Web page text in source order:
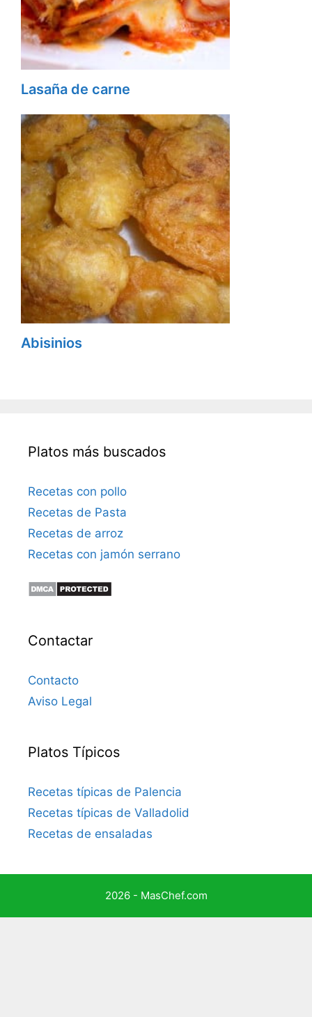
Lasaña de carne
Abisinios
Platos más buscados
Recetas con pollo
Recetas de Pasta
Recetas de arroz
Recetas con jamón serrano
Contactar
Contacto
Aviso Legal
Platos Típicos
Recetas típicas de Palencia
Recetas típicas de Valladolid
Recetas de ensaladas
2026 - MasChef.com